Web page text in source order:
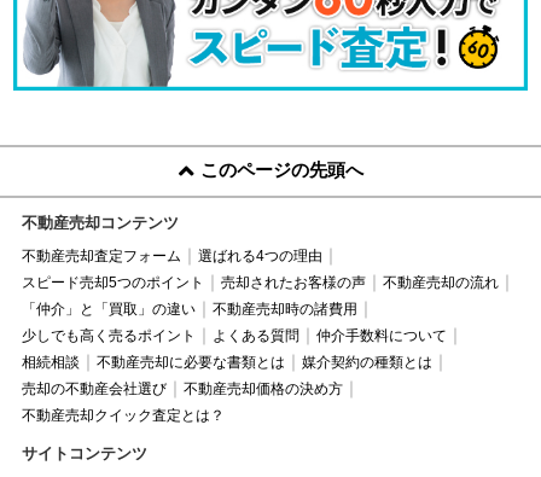
このページの先頭へ
不動産売却コンテンツ
不動産売却査定フォーム
選ばれる4つの理由
スピード売却5つのポイント
売却されたお客様の声
不動産売却の流れ
「仲介」と「買取」の違い
不動産売却時の諸費用
少しでも高く売るポイント
よくある質問
仲介手数料について
相続相談
不動産売却に必要な書類とは
媒介契約の種類とは
売却の不動産会社選び
不動産売却価格の決め方
不動産売却クイック査定とは？
サイトコンテンツ